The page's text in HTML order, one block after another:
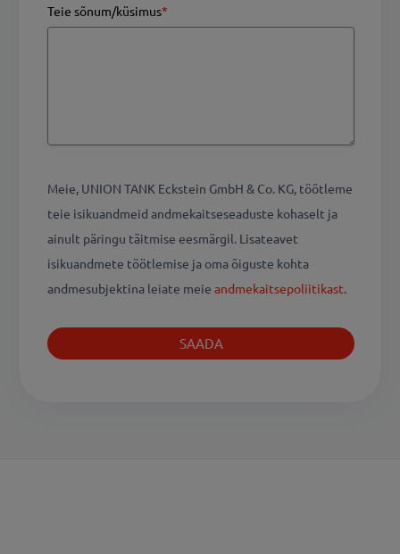
Teie sõnum/küsimus*
Meie, UNION TANK Eckstein GmbH & Co. KG, töötleme
teie isikuandmeid andmekaitseseaduste kohaselt ja
ainult päringu täitmise eesmärgil. Lisateavet
isikuandmete töötlemise ja oma õiguste kohta
andmesubjektina leiate meie andmekaitsepoliitikast